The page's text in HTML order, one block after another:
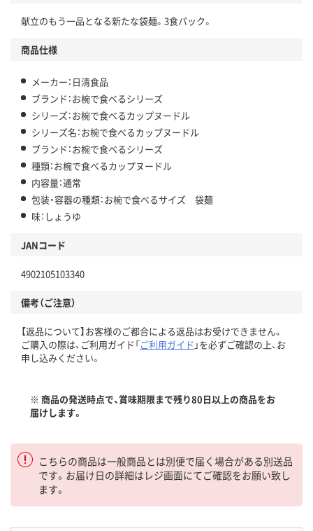
献立のもう一品となる新たな袋麺。3食パック。
商品仕様
メーカー：日清食品
ブランド：お椀で食べるシリーズ
シリーズ：お椀で食べるカップヌードル
シリーズ名：お椀で食べるカップヌードル
ブランド：お椀で食べるシリーズ
種類：お椀で食べるカップヌードル
内容量：通常
包装・容器の種類：お椀で食べるサイズ 袋麺
味：しょうゆ
JANコード
4902105103340
備考（ご注意）
【返品について】お客様のご都合による返品はお受けできません。
ご購入の際は、ご利用ガイド「ご利用ガイド 」を必ずご確認の上、お
申し込みください。
※ 商品の発送時点で、賞味期限まで残り80日以上の商品をお
届けします。
こちらの商品は一般商品とは別便で届く場合がある別送品
です。お届け日の詳細はレジ画面にてご確認をお願い致し
ます。